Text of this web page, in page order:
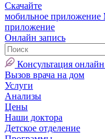
Скачайте
мобильное приложение
приложение
Онлайн запись
Консультация онлайн
Вызов врача на дом
Услуги
Анализы
Цены
Наши доктора
Детское отделение